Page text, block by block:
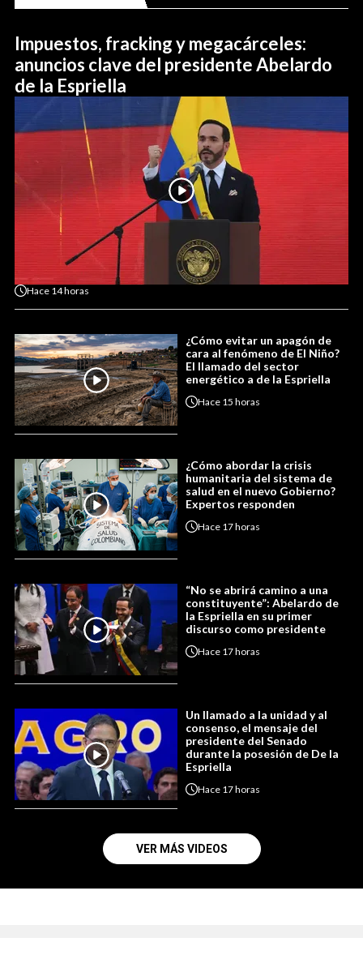
Impuestos, fracking y megacárceles:
anuncios clave del presidente Abelardo
de la Espriella
Hace 14 horas
¿Cómo evitar un apagón de
cara al fenómeno de El Niño?
El llamado del sector
energético a de la Espriella
Hace 15 horas
¿Cómo abordar la crisis
humanitaria del sistema de
salud en el nuevo Gobierno?
Expertos responden
Hace 17 horas
“No se abrirá camino a una
constituyente”: Abelardo de
la Espriella en su primer
discurso como presidente
Hace 17 horas
Un llamado a la unidad y al
consenso, el mensaje del
presidente del Senado
durante la posesión de De la
Espriella
Hace 17 horas
VER MÁS VIDEOS